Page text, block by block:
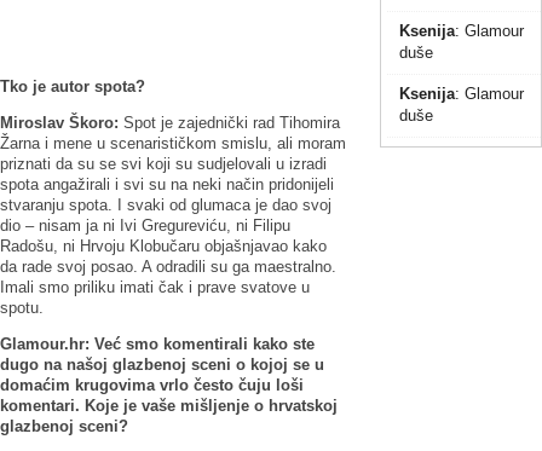
Tko je autor spota?
Miroslav Škoro: Spot je zajednički rad Tihomira
Žarna i mene u scenarističkom smislu, ali moram
priznati da su se svi koji su sudjelovali u izradi
spota angažirali i svi su na neki način pridonijeli
stvaranju spota. I svaki od glumaca je dao svoj
dio – nisam ja ni Ivi Gregureviću, ni Filipu
Radošu, ni Hrvoju Klobučaru objašnjavao kako
da rade svoj posao. A odradili su ga maestralno.
Imali smo priliku imati čak i prave svatove u
spotu.
Glamour.hr: Već smo komentirali kako ste
dugo na našoj glazbenoj sceni o kojoj se u
domaćim krugovima vrlo često čuju loši
komentari. Koje je vaše mišljenje o hrvatskoj
glazbenoj sceni?
Ksenija: Glamour
duše
Ksenija: Glamour
duše